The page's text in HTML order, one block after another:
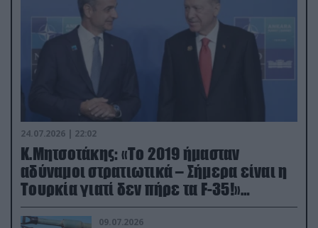
24.07.2026 | 22:02
Κ.Μητσοτάκης: «Το 2019 ήμασταν
αδύναμοι στρατιωτικά – Σήμερα είναι η
Τουρκία γιατί δεν πήρε τα F-35!»
(βίντεο)
09.07.2026